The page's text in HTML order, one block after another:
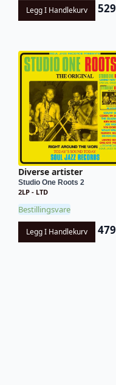
Legg I Handlekurv 529
Diverse artister
Studio One Roots 2
2LP - LTD
Bestillingsvare
Legg I Handlekurv 479